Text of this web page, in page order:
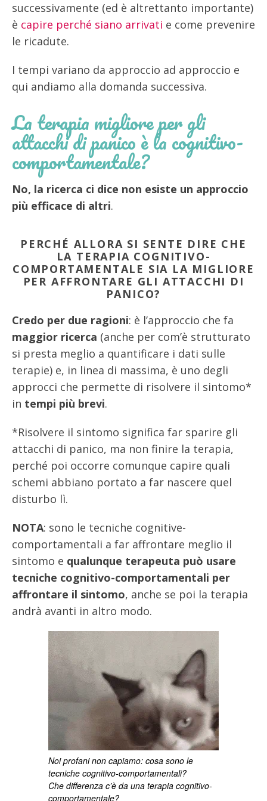
successivamente (ed è altrettanto importante)
è capire perché siano arrivati e come prevenire
le ricadute.
I tempi variano da approccio ad approccio e
qui andiamo alla domanda successiva.
La terapia migliore per gli
attacchi di panico è la cognitivo-
comportamentale?
No, la ricerca ci dice non esiste un approccio
più efficace di altri.
PERCHÉ ALLORA SI SENTE DIRE CHE
LA TERAPIA COGNITIVO-
COMPORTAMENTALE SIA LA MIGLIORE
PER AFFRONTARE GLI ATTACCHI DI
PANICO?
Credo per due ragioni: è l’approccio che fa
maggior ricerca (anche per com’è strutturato
si presta meglio a quantificare i dati sulle
terapie) e, in linea di massima, è uno degli
approcci che permette di risolvere il sintomo*
in tempi più brevi.
*Risolvere il sintomo significa far sparire gli
attacchi di panico, ma non finire la terapia,
perché poi occorre comunque capire quali
schemi abbiano portato a far nascere quel
disturbo lì.
NOTA: sono le tecniche cognitive-
comportamentali a far affrontare meglio il
sintomo e qualunque terapeuta può usare
tecniche cognitivo-comportamentali per
affrontare il sintomo, anche se poi la terapia
andrà avanti in altro modo.
Noi profani non capiamo: cosa sono le
tecniche cognitivo-comportamentali?
Che differenza c’è da una terapia cognitivo-
comportamentale?